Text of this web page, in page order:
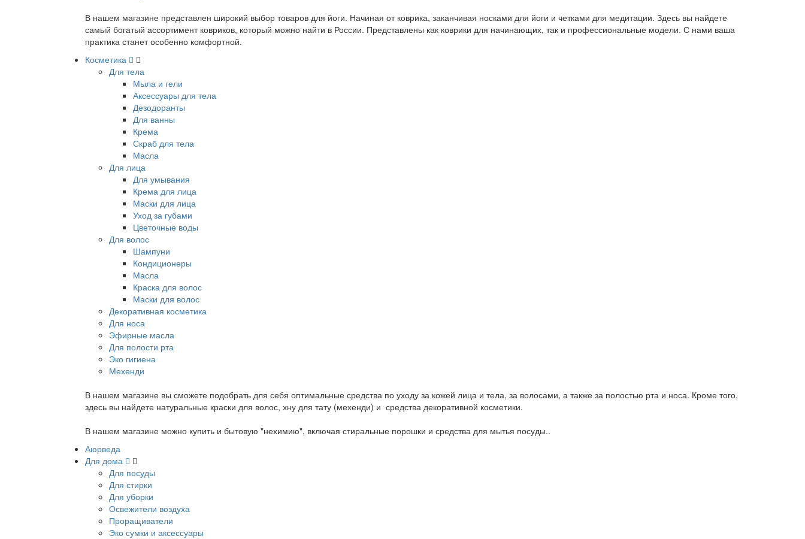
В нашем магазине представлен широкий выбор товаров для йоги. Начиная от коврика, заканчивая носками для йоги и четками для медитации. Здесь вы найдете
самый богатый ассортимент ковриков, который можно найти в России. Представлены как коврики для начинающих, так и профессиональные модели. С нами ваша
практика станет особенно комфортной.
Косметика
Для тела
Мыла и гели
Аксессуары для тела
Дезодоранты
Для ванны
Крема
Скраб для тела
Масла
Для лица
Для умывания
Крема для лица
Маски для лица
Уход за губами
Цветочные воды
Для волос
Шампуни
Кондиционеры
Масла
Краска для волос
Маски для волос
Декоративная косметика
Для носа
Эфирные масла
Для полости рта
Эко гигиена
Мехенди
В нашем магазине вы сможете подобрать для себя оптимальные средства по уходу за кожей лица и тела, за волосами, а также за полостью рта и носа. Кроме того,
здесь вы найдете натуральные краски для волос, хну для тату (мехенди) и средства декоративной косметики.
В нашем магазине можно купить и бытовую "нехимию", включая стиральные порошки и средства для мытья посуды..
Аюрведа
Для дома
Для посуды
Для стирки
Для уборки
Освежители воздуха
Проращиватели
Эко сумки и аксессуары